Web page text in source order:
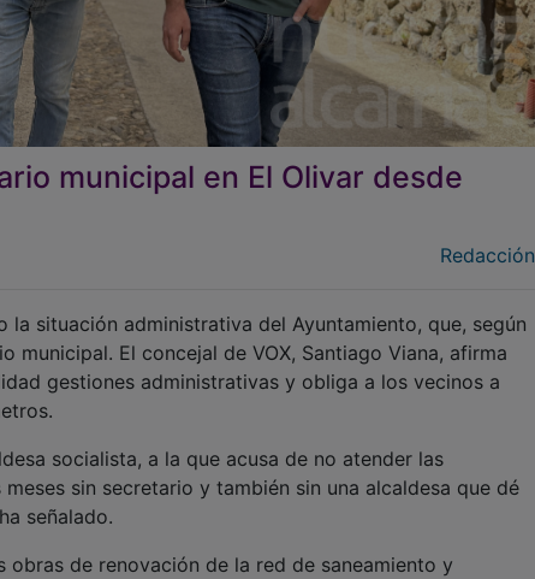
municipal en El Olivar desde
Redacción
la situación administrativa del Ayuntamiento, que, según
municipal. El concejal de VOX, Santiago Viana, afirma
gestiones administrativas y obliga a los vecinos a
socialista, a la que acusa de no atender las
sin secretario y también sin una alcaldesa que dé
señalado.
de renovación de la red de saneamiento y